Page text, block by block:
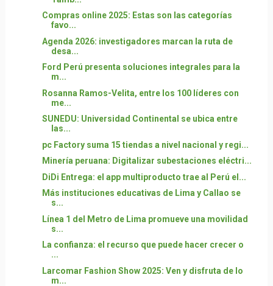
Compras online 2025: Estas son las categorías
favo...
Agenda 2026: investigadores marcan la ruta de
desa...
Ford Perú presenta soluciones integrales para la
m...
Rosanna Ramos-Velita, entre los 100 líderes con
me...
SUNEDU: Universidad Continental se ubica entre
las...
pc Factory suma 15 tiendas a nivel nacional y regi...
Minería peruana: Digitalizar subestaciones eléctri...
DiDi Entrega: el app multiproducto trae al Perú el...
Más instituciones educativas de Lima y Callao se
s...
Línea 1 del Metro de Lima promueve una movilidad
s...
La confianza: el recurso que puede hacer crecer o
...
Larcomar Fashion Show 2025: Ven y disfruta de lo
m...